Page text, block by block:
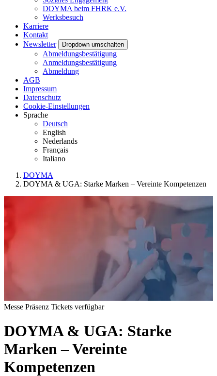
DOYMA beim FHRK e.V.
Werksbesuch
Karriere
Kontakt
Newsletter
Dropdown umschalten
Abmeldungsbestätigung
Anmeldungsbestätigung
Abmeldung
AGB
Impressum
Datenschutz
Cookie-Einstellungen
Sprache
Deutsch
English
Nederlands
Français
Italiano
DOYMA
DOYMA & UGA: Starke Marken – Vereinte Kompetenzen
Messe Präsenz Tickets verfügbar
DOYMA & UGA: Starke
Marken – Vereinte
Kompetenzen